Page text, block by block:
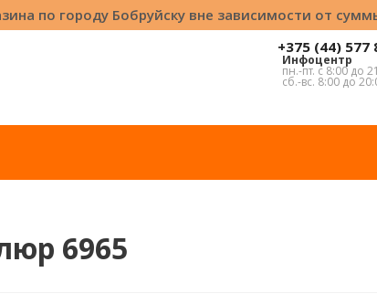
по городу Бобруйску вне зависимости от
+375 (44) 577
Инфоцентр
пн.-пт. с 8:00 до
сб.-вс. 8:00 до
6965